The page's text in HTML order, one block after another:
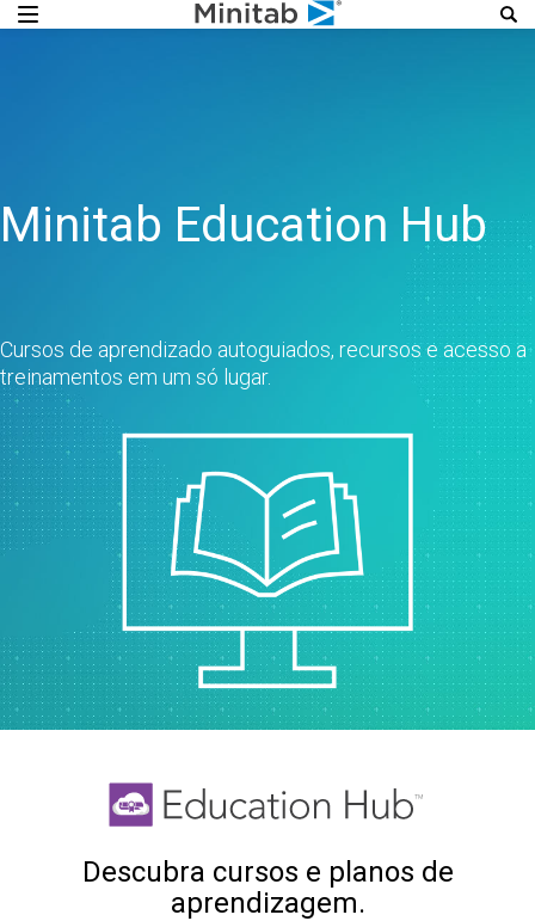
Minitab Education Hub
Cursos de aprendizado autoguiados, recursos e acesso a
treinamentos em um só lugar.
Descubra cursos e planos de
aprendizagem.